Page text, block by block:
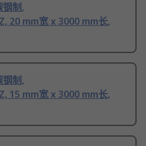
钢制,
20 mm宽 x 3000 mm长,
钢制,
15 mm宽 x 3000 mm长,